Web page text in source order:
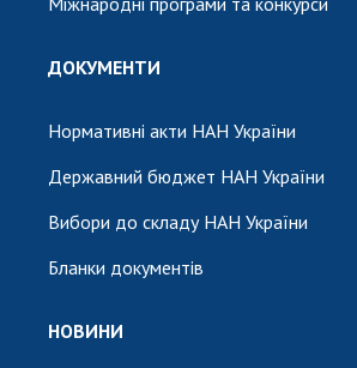
ДОКУМЕНТИ
Нормативні акти НАН України
Державний бюджет НАН України
Вибори до складу НАН України
Бланки документів
НОВИНИ